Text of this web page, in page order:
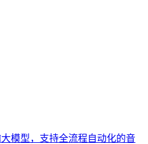
模型，支持全流程自动化的音